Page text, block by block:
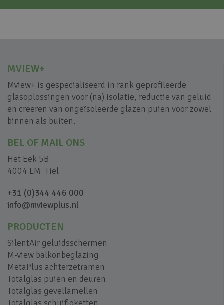
MVIEW+
Mview+ is gespecialiseerd in rank geprofileerde
glasoplossingen voor (na) isolatie, reductie van geluid
en creëren van ongeïsoleerde glazen puien voor zowel
binnen als buiten.
BEL OF MAIL ONS
Het Eek 5B
4004 LM Tiel
+31 (0)344 446 000
info@mviewplus.nl
PRODUCTEN
SilentAir geluidsschermen
M-view balkonbeglazing
MetaPlus achterzetramen
Totalglas puien en deuren
Totalglas gevellamellen